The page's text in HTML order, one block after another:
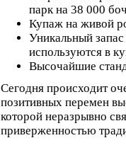
парк на 38 000
Купаж на живой
Уникальный
используются в
Высочайшие
Сегодня происходит
позитивных перемен
которой неразрывно
приверженностью